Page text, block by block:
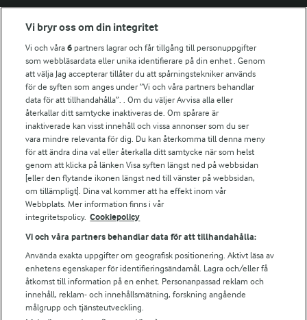
Fler Arlasajter
För ägare
Arlas kundportal
Arla.com
Falbygdens Ost
Arla webbshop
Bildbank
Följ oss
Vi bryr oss om din integritet
Vi och våra6 partners lagrar och får tillgång till personuppgifter
som webbläsardata eller unika identifierare på din enhet . Genom
att välja Jag accepterar tillåter du att spårningstekniker används
för de syften som anges under ”Vi och våra partners behandlar
data för att tillhandahålla”. . Om du väljer Avvisa alla eller
återkallar ditt samtycke inaktiveras de. Om spårare är
inaktiverade kan visst innehåll och vissa annonser som du ser
vara mindre relevanta för dig. Du kan återkomma till denna meny
för att ändra dina val eller återkalla ditt samtycke när som helst
genom att klicka på länken Visa syften längst ned på webbsidan
[eller den flytande ikonen längst ned till vänster på webbsidan,
om tillämpligt]. Dina val kommer att ha effekt inom vår
Webbplats. Mer information finns i vår
integritetspolicy. Cookiepolicy
Vi och våra partners behandlar data för att tillhandahålla:
Använda exakta uppgifter om geografisk positionering. Aktivt läsa av
enhetens egenskaper för identifieringsändamål. Lagra och/eller få
åtkomst till information på en enhet. Personanpassad reklam och
innehåll, reklam- och innehållsmätning, forskning angående
målgrupp och tjänsteutveckling.